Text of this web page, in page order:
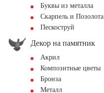
Буквы из металла
Скарпель и Позолота
Пескоструй
Декор на памятник
Акрил
Композитные цветы
Бронза
Металл